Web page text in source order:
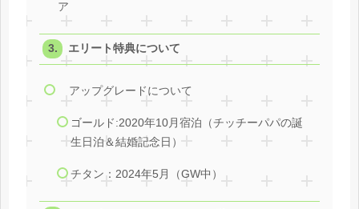
ア
エリート特典について
アップグレードについて
ゴールド:2020年10月宿泊（チッチーパパの誕
生日泊＆結婚記念日）
チタン：2024年5月（GW中）